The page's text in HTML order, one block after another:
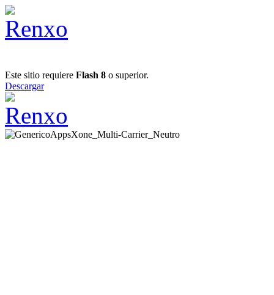
Este sitio requiere Flash 8 o superior.
Descargar